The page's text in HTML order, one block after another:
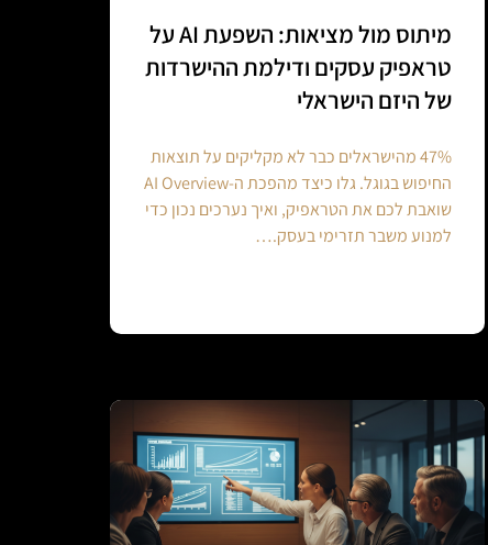
מיתוס מול מציאות: השפעת AI על
טראפיק עסקים ודילמת ההישרדות
של היזם הישראלי
47% מהישראלים כבר לא מקליקים על תוצאות
החיפוש בגוגל. גלו כיצד מהפכת ה-AI Overview
שואבת לכם את הטראפיק, ואיך נערכים נכון כדי
למנוע משבר תזרימי בעסק.…